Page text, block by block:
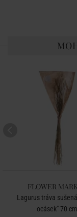
FLOWER
Lagurus tráva
ocásek" 70 cm